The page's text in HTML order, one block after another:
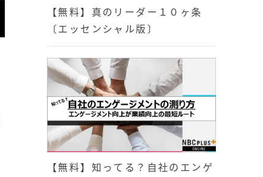
【無料】真のリーダー１０ヶ条
〔エッセンシャル版〕
【無料】知ってる？自社のエンゲ